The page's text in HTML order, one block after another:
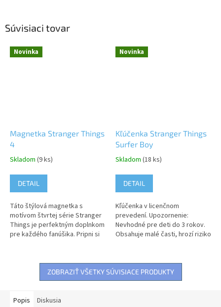
Súvisiaci tovar
Novinka
Magnetka Stranger Things
4
Skladom (9 ks)
DETAIL
Táto štýlová magnetka s
motívom štvrtej série Stranger
Things je perfektným doplnkom
pre každého fanúšika. Pripni si
Novinka
Kľúčenka Stranger Things
Surfer Boy
Skladom (18 ks)
DETAIL
Kľúčenka v licenčnom
prevedení. Upozornenie:
Nevhodné pre deti do 3 rokov.
Obsahuje malé časti, hrozí riziko
ZOBRAZIŤ VŠETKY SÚVISIACE PRODUKTY
Popis Diskusia